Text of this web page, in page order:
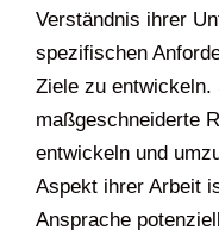
Verständnis ihrer
spezifischen
Ziele zu
maßgeschneiderte
entwickeln und
Aspekt ihrer Arbeit
Ansprache